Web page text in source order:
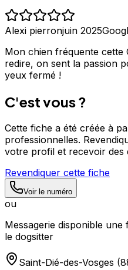
Alexi pierronjuin 2025
Mon chien fréquente cette
redire, on sent la passion
yeux fermé !
C'est vous ?
Cette fiche a été créée à
professionnelles.
votre profil et recevoir des
Revendiquer cette fiche
Voir le numéro
ou
Messagerie disponible
le dogsitter
Saint-Dié-des-Vosges (